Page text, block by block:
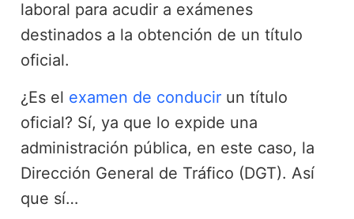
laboral para acudir a exámenes
destinados a la obtención de un título
oficial.
¿Es el examen de conducir un título
oficial? Sí, ya que lo expide una
administración pública, en este caso, la
Dirección General de Tráfico (DGT). Así
que sí…